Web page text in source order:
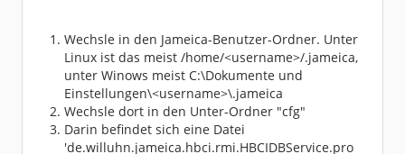
Wechsle in den Jameica-Benutzer-Ordner. Unter
Linux ist das meist /home/<username>/.jameica,
unter Winows meist C:\Dokumente und
Einstellungen\<username>\.jameica
Wechsle dort in den Unter-Ordner "cfg"
Darin befindet sich eine Datei
'de.willuhn.jameica.hbci.rmi.HBCIDBService.pro